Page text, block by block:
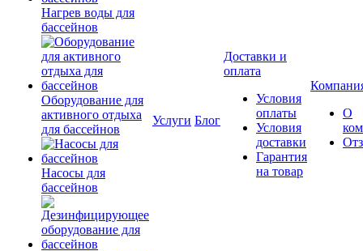
Нагрев воды для
бассейнов
Оборудование для
активного отдыха
для бассейнов
Насосы для
бассейнов
Услуги Блог
Доставки и
оплата
Условия
оплаты
Условия
доставки
Гарантия
на товар
О